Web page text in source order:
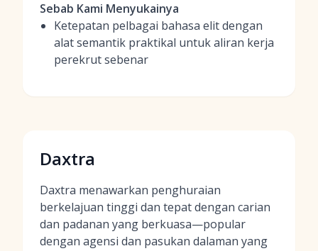
Sebab Kami Menyukainya
Ketepatan pelbagai bahasa elit dengan
alat semantik praktikal untuk aliran kerja
perekrut sebenar
Daxtra
Daxtra menawarkan penghuraian
berkelajuan tinggi dan tepat dengan carian
dan padanan yang berkuasa—popular
dengan agensi dan pasukan dalaman yang